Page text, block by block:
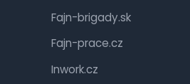
Fajn-brigady.sk
Fajn-prace.cz
Inwork.cz